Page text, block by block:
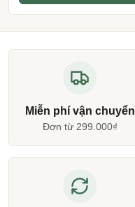
Miễn phí vận chuyển
Đơn từ 299.000₫